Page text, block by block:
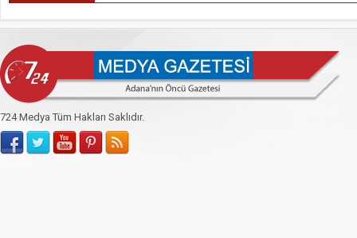
724 Medya Tüm Hakları Saklıdır.